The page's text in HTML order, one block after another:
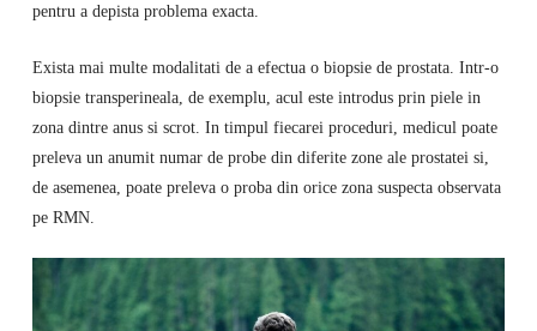
pentru a depista problema exacta.
Exista mai multe modalitati de a efectua o biopsie de prostata. Intr-o
biopsie transperineala, de exemplu, acul este introdus prin piele in
zona dintre anus si scrot. In timpul fiecarei proceduri, medicul poate
preleva un anumit numar de probe din diferite zone ale prostatei si,
de asemenea, poate preleva o proba din orice zona suspecta observata
pe RMN.